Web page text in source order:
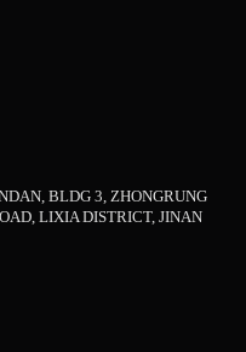
BLDG 3, ZHONGRUNG
LIXIA DISTRICT, JINAN